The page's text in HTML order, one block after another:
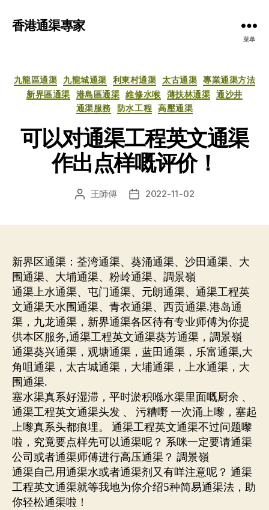
香港通渠專家
菜单
分
类
九龍區通渠 九龍城通渠 利東村通渠 太古通渠
專業通渠方法
新界區通渠
港島區通渠 維修水喉 薄扶林通渠 通沙井
通渠服務
防水工程 高壓通渠
可以对通渠工程英文通渠
作出点样嘅评价！
文 王師傅
发 2022-11-02
新界区通渠：荃湾通渠、葵涌通渠、沙田通渠、大
围通渠、大埔通渠、粉岭通渠、調景嶺
通渠上水通渠、屯门通渠、元朗通渠、通渠工程英
文通渠天水围通渠、青衣通渠、西贡通渠.港岛通
渠，九龙通渠，新界通渠各区待有专业师傅为你提
供本区服务,通渠工程英文通渠葵芳通渠，調景嶺
通渠葵兴通渠，观塘通渠，蓝田通渠，乐富通渠,大
角咀通渠，太古城通渠，大埔通渠，上水通渠，大
围通渠.
塞水渠真系好湿滞，平时淤积喺水渠里面嘅厨余 、
通渠工程英文通渠头发 、 污糟嘢 一次涌上嚟，塞起
上嚟真系头都痕埋。 通渠工程英文通渠不过问题嚟
啦，究竟要点样先可以通渠呢？ 系咪一定要请通渠
公司或者通渠师傅进行高压通渠？ 調景嶺
通渠自己用通渠水或者通渠剂又有咩注意呢？ 通渠
工程英文通渠就等我地为你介绍5种简易通渠法，助
你轻松通渠啦！